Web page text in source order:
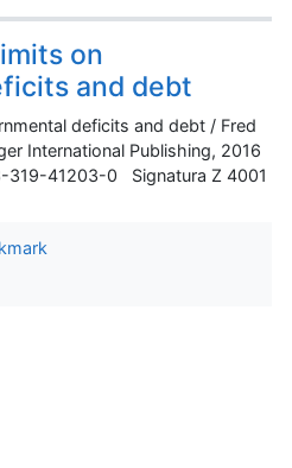
on
and debt
deficits and debt / Fred
International Publishing, 2016
319-41203-0 Signatura Z 4001